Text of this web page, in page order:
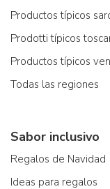
Productos típicos
Prodotti típicos
Productos típicos
Todas las regiones
Sabor inclusivo
Regalos de Navidad
Ideas para regalos